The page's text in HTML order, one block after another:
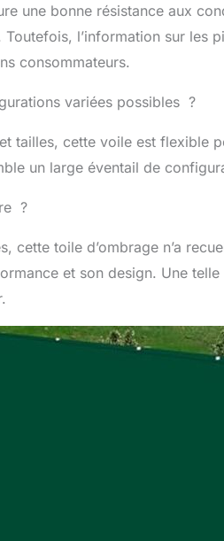
une bonne résistance aux
l’information sur les
consommateurs.
variées possibles ?
tailles, cette voile est flexible
un large éventail de
?
cette toile d’ombrage n’a
et son design. Une